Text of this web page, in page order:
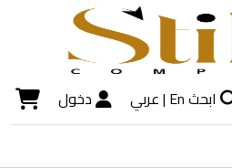
ابحثEn | عربي دخول